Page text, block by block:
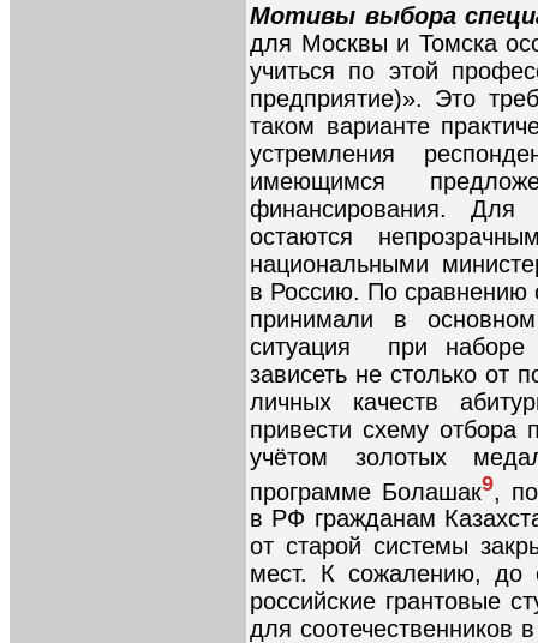
Мотивы выбора
для Москвы и Томска
учиться по этой
предприятие)». Это
таком варианте
устремления
имеющимся
финансирования. Для
остаются
национальными
в Россию. По сравнению
принимали в
ситуация при наборе
зависеть не столько от
личных качеств
привести схему отбора
учётом золотых
программе Болашак9,
в РФ гражданам
от старой системы
мест. К сожалению, до
российские грантовые
для соотечественников